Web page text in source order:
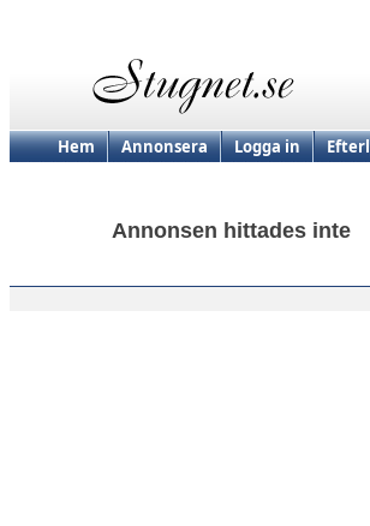
Hem Annonsera Logga in
Annonsen hittades inte